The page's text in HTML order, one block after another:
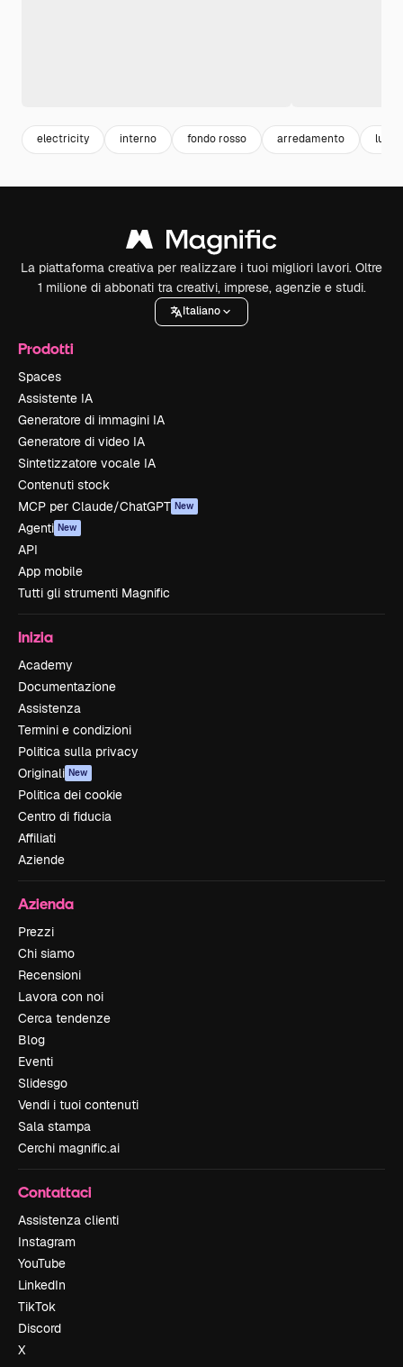
electricity interno fondo rosso arredamento luci
La piattaforma creativa per realizzare i tuoi migliori lavori. Oltre
1 milione di abbonati tra creativi, imprese, agenzie e studi.
Italiano
Prodotti
Spaces
Assistente IA
Generatore di immagini IA
Generatore di video IA
Sintetizzatore vocale IA
Contenuti stock
MCP per Claude/ChatGPT New
Agenti New
API
App mobile
Tutti gli strumenti Magnific
Inizia
Academy
Documentazione
Assistenza
Termini e condizioni
Politica sulla privacy
Originali New
Politica dei cookie
Centro di fiducia
Affiliati
Aziende
Azienda
Prezzi
Chi siamo
Recensioni
Lavora con noi
Cerca tendenze
Blog
Eventi
Slidesgo
Vendi i tuoi contenuti
Sala stampa
Cerchi magnific.ai
Contattaci
Assistenza clienti
Instagram
YouTube
LinkedIn
TikTok
Discord
X